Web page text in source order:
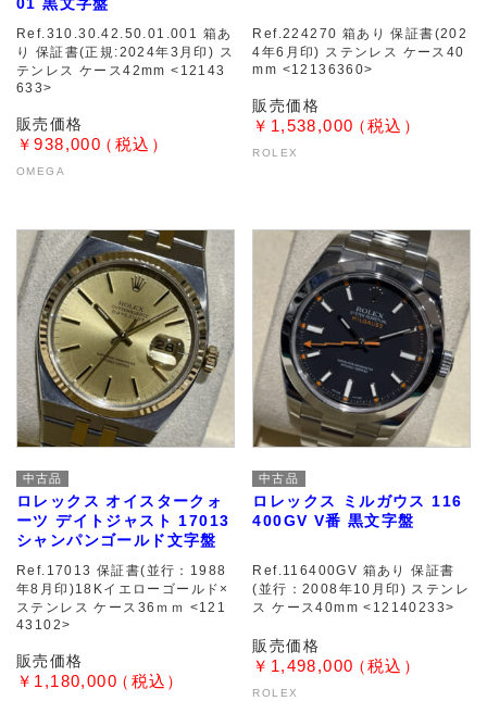
01 黒文字盤
Ref.310.30.42.50.01.001 箱あ
り 保証書(正規:2024年3月印) ス
テンレス ケース42mm <12143
633>
￥938,000
OMEGA
Ref.224270 箱あり 保証書(202
4年6月印) ステンレス ケース40
mm <12136360>
￥1,538,000
ROLEX
中古品
ロレックス オイスタークォ
ーツ デイトジャスト 17013
シャンパンゴールド文字盤
Ref.17013 保証書(並行：1988
年8月印)18Kイエローゴールド×
ステンレス ケース36ｍｍ <121
43102>
￥1,180,000
中古品
ロレックス ミルガウス 116
400GV V番 黒文字盤
Ref.116400GV 箱あり 保証書
(並行：2008年10月印) ステンレ
ス ケース40mm <12140233>
￥1,498,000
ROLEX